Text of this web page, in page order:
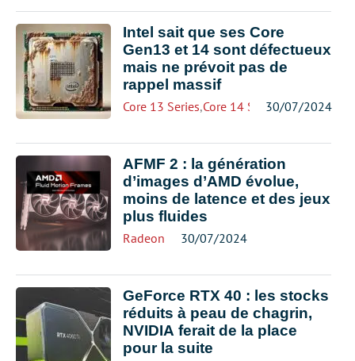
Intel sait que ses Core
Gen13 et 14 sont défectueux
mais ne prévoit pas de
rappel massif
Core 13 Series,Core 14 Series,Intel
30/07/2024
AFMF 2 : la génération
d’images d’AMD évolue,
moins de latence et des jeux
plus fluides
Radeon 30/07/2024
GeForce RTX 40 : les stocks
réduits à peau de chagrin,
NVIDIA ferait de la place
pour la suite